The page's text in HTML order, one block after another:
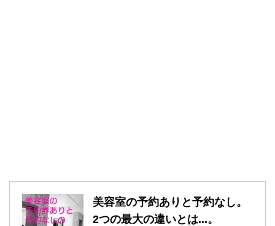
美容室の予約ありと予約なし。
2つの最大の違いとは...。